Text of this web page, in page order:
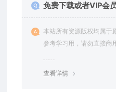
免费下载或者VIP会
本站所有资源版权均属于
参考学习用，请勿直接商
查看详情